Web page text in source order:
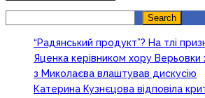
Search
“Радянський продукт”? На тлі
Яценка керівником хору
з Миколаєва влаштував дискусію
Катерина Кузнєцова відповіла